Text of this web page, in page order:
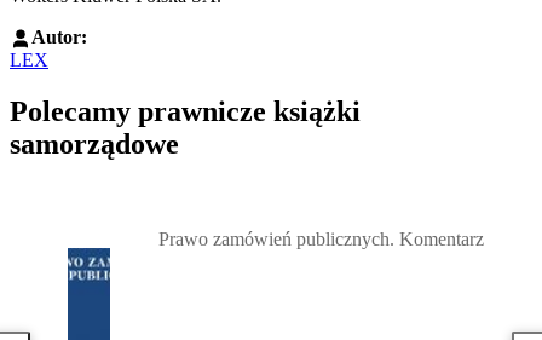
Autor:
LEX
Polecamy prawnicze książki
samorządowe
Prawo zamówień publicznych. Komentarz